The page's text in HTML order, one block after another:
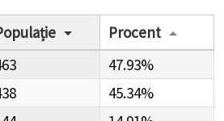
civilă, în Populație Comuna
persoane sunt
29
sunt divorțate
sunt văduve (14.91%), iar